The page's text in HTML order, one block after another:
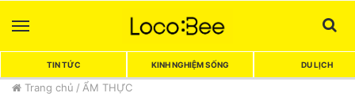
TIN TỨC KINH NGHIỆM SỐNG DU LỊCH
Trang chủ / ẨM THỰC